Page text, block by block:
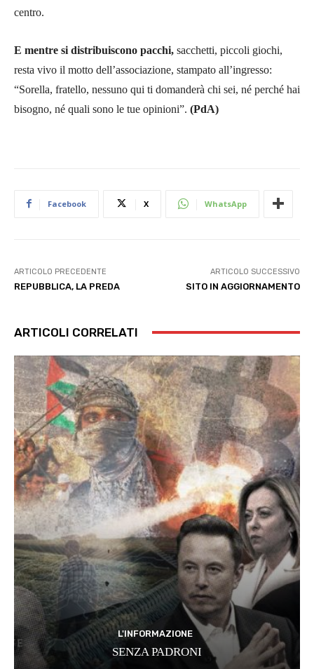
centro.
E mentre si distribuiscono pacchi, sacchetti, piccoli giochi,
resta vivo il motto dell’associazione, stampato all’ingresso:
“Sorella, fratello, nessuno qui ti domanderà chi sei, né perché hai
bisogno, né quali sono le tue opinioni”. (PdA)
Facebook X WhatsApp
ARTICOLO PRECEDENTE
REPUBBLICA, LA PREDA
ARTICOLO SUCCESSIVO
SITO IN AGGIORNAMENTO
ARTICOLI CORRELATI
L'INFORMAZIONE
SENZA PADRONI